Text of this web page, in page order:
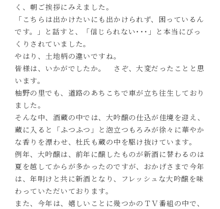
く、朝ご挨拶にみえました。
「こちらは出かけたいにも出かけられず、困っているん
です。」と話すと、「信じられない･･･」と本当にびっ
くりされていました。
やはり、土地柄の違いですね。
皆様は、いかがでしたか。 さぞ、大変だったことと思
います。
柚野の里でも、道路のあちこちで車が立ち往生しており
ました。
そんな中、酒蔵の中では、大吟醸の仕込が佳境を迎え、
蔵に入ると「ふつふつ」と泡立つもろみが徐々に華やか
な香りを漂わせ、杜氏も蔵の中を駆け抜けています。
例年、大吟醸は、前年に醸したものが新酒に替わるのは
夏を越してからが多かったのですが、おかげさまで今年
は、年明けと共に新酒となり、フレッシュな大吟醸を味
わっていただいております。
また、今年は、嬉しいことに幾つかのＴＶ番組の中で、